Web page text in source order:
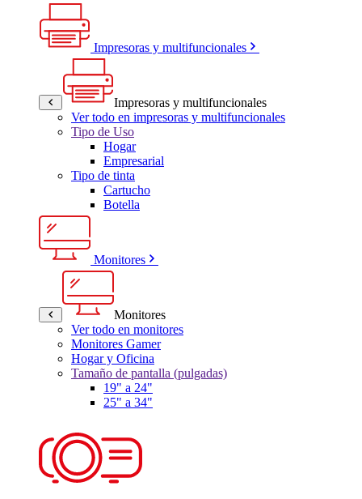
Impresoras y multifuncionales
Impresoras y multifuncionales
Ver todo en impresoras y multifuncionales
Tipo de Uso
Hogar
Empresarial
Tipo de tinta
Cartucho
Botella
Monitores
Monitores
Ver todo en monitores
Monitores Gamer
Hogar y Oficina
Tamaño de pantalla (pulgadas)
19" a 24"
25" a 34"